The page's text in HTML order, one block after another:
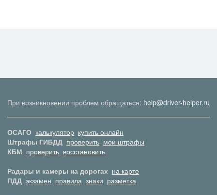
При возникновении проблем обращаться: help@driver-helper.ru
ОСАГО калькулятор купить онлайн
Штрафы ГИБДД проверить мои штрафы
КБМ проверить восстановить
Радары и камеры на дорогах на карте
ПДД экзамен правила знаки разметка